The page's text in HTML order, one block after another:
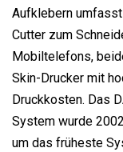
Aufklebern
Cutter zum
Mobiltelefons,
Skin-Drucker mit
Druckkosten. Das
System wurde
um das früheste